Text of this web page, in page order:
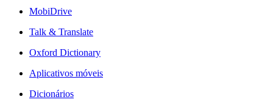
MobiDrive
Talk & Translate
Oxford Dictionary
Aplicativos móveis
Dicionários